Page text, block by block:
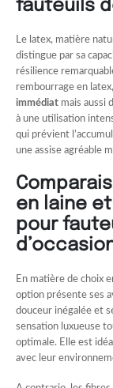
fauteuils
Le latex, matière
distingue par sa
résilience
rembourrage en
immédiat mais aussi
à une utilisation
qui prévient
une assise agréable
en laine
pour
En matière de choix
option présente ses
douceur inégalée et
sensation luxueuse
optimale. Elle est
avec leur